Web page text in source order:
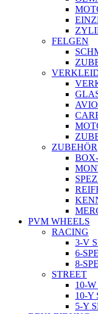
FELGEN
AVIO
ZUBEHÖR
PVM WHEELS
RACING
3-V
6-
8-
STREET
10-
10-Y
5-Y